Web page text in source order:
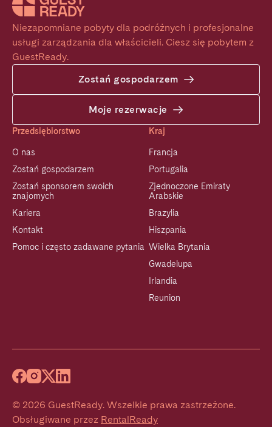
Niezapomniane pobyty dla podróżnych i profesjonalne
usługi zarządzania dla właścicieli. Ciesz się pobytem z
GuestReady.
Zostań gospodarzem
Moje rezerwacje
Przedsiębiorstwo
O nas
Zostań gospodarzem
Zostań sponsorem swoich
znajomych
Kariera
Kontakt
Pomoc i często zadawane pytania
Kraj
Francja
Portugalia
Zjednoczone Emiraty
Arabskie
Brazylia
Hiszpania
Wielka Brytania
Gwadelupa
Irlandia
Reunion
© 2026 GuestReady. Wszelkie prawa zastrzeżone.
Obsługiwane przez RentalReady